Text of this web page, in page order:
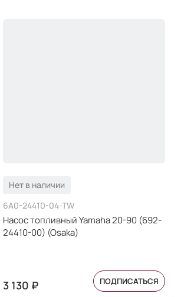
Нет в наличии
6A0-24410-04-TW
Насос топливный Yamaha 20-90 (692-
24410-00) (Osaka)
3 130 ₽ ПОДПИСАТЬСЯ